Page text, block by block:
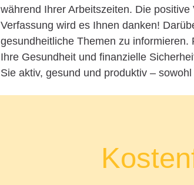
während Ihrer Arbeitszeiten. Die
Verfassung wird es Ihnen danken!
gesundheitliche Themen zu
Ihre Gesundheit und finanzielle
Sie aktiv, gesund und produktiv –